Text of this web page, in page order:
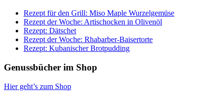
Rezept für den Grill: Miso Maple Wurzelgemüse
Rezept der Woche: Artischocken in Olivenöl
Rezept: Dätschet
Rezept der Woche: Rhabarber-Baisertorte
Rezept: Kubanischer Brotpudding
Genussbücher im Shop
Hier geht’s zum Shop